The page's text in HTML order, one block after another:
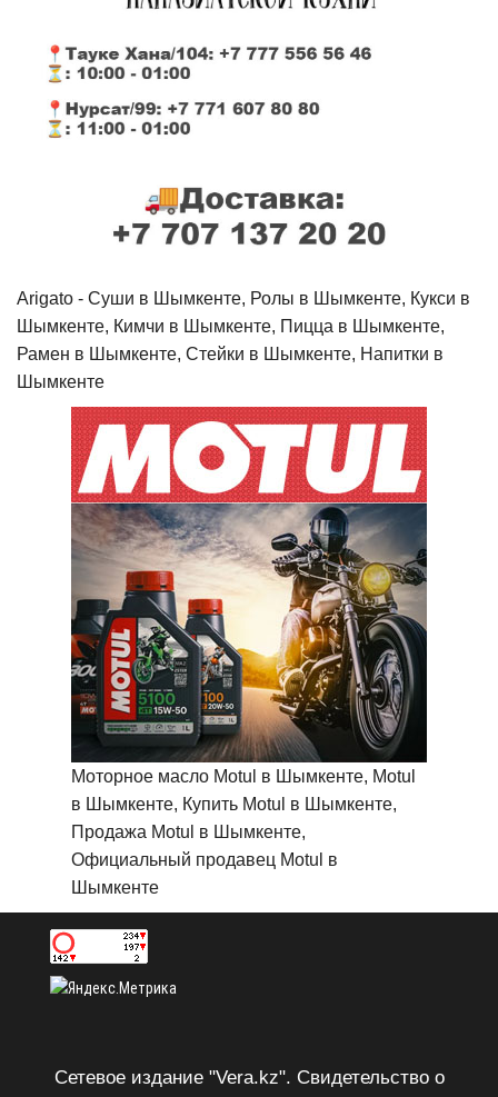
Arigato - Cуши в Шымкенте, Ролы в Шымкенте, Кукси в
Шымкенте, Кимчи в Шымкенте, Пицца в Шымкенте,
Рамен в Шымкенте, Стейки в Шымкенте, Напитки в
Шымкенте
Моторное масло Motul в Шымкенте, Motul
в Шымкенте, Купить Motul в Шымкенте,
Продажа Motul в Шымкенте,
Официальный продавец Motul в
Шымкенте
Сетевое издание "Vera.kz". Свидетельство о